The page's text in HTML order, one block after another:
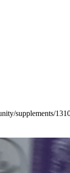
supplements/